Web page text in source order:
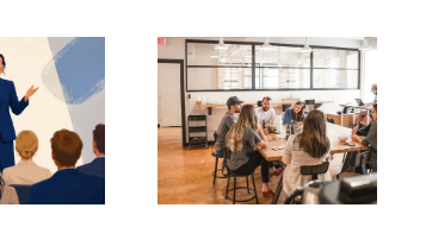
de
en
agotamiento
silencioso de
los mandos